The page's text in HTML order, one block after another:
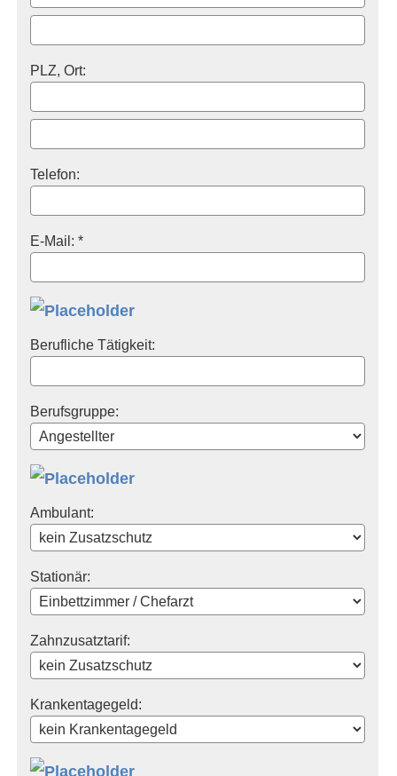
PLZ, Ort:
Telefon:
E-Mail: *
Berufliche Tätigkeit:
Berufsgruppe:
Ambulant:
Stationär:
Zahnzusatztarif:
Krankentagegeld: